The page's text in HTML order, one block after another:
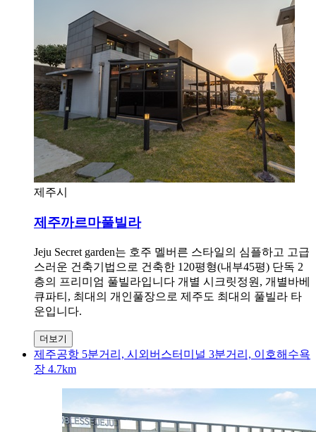
제주시
제주까르마풀빌라
Jeju Secret garden는 호주 멜버른 스타일의 심플하고 고급
스러운 건축기법으로 건축한 120평형(내부45평) 단독 2
층의 프리미엄 풀빌라입니다 개별 시크릿정원, 개별바베
큐파티, 최대의 개인풀장으로 제주도 최대의 풀빌라 타
운입니다.
더보기
제주공항 5분거리, 시외버스터미널 3분거리, 이호해수욕
장 4.7km